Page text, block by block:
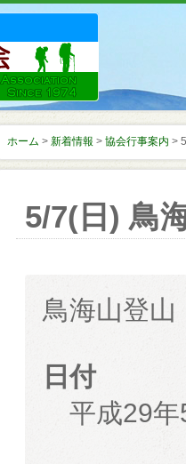
ホーム > 新着情報 > 協会行事案内 >
5/7(日) 鳥
鳥海山登
日付
平成29年